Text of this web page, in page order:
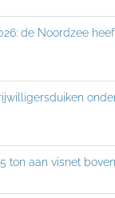
de Noordzee
ton aan visnet